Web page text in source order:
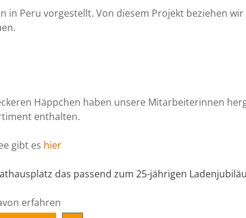
Peru vorgestellt. Von diesem Projekt beziehen
Häppchen haben unsere Mitarbeiterinnen
enthalten.
gibt es hier
das passend zum 25-jährigen
erfahren